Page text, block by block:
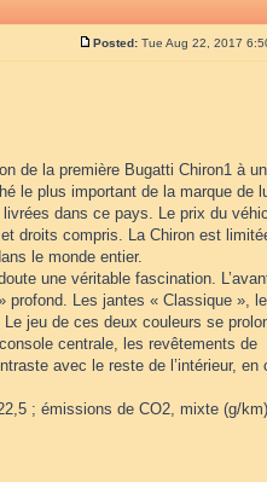
Posted: Tue Aug 22, 2017
de la première Bugatti Chiron1 à un
le plus important de la marque de
dans ce pays. Le prix du
droits compris. La Chiron est
le monde entier.
une véritable fascination.
profond. Les jantes « Classique »,
jeu de ces deux couleurs se
centrale, les revêtements de
avec le reste de l’intérieur, en
; émissions de CO2, mixte (g/